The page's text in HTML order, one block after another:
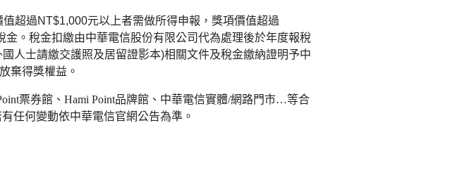
值超過NT$1,000元以上者需做所得申報，獎項價值超過
金。稅金扣繳由中華電信股份有限公司代為處理後於年度報稅
國人士請繳交護照及居留證影本)相關文件及稅金繳納證明予中
棄得獎權益。
票券館、Hami Point品牌館、中華電信實體/網路門市…等合
任何變動依中華電信官網公告為準。